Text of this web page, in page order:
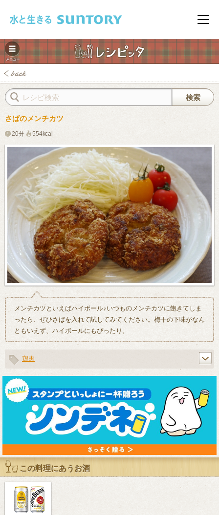
メニ
レシピ
さばのメンチカツ
20分 554kcal
メンチカツといえばハイボール♪いつものメンチカツに飽きてしま
ったら、ぜひさばを入れて試してみてください。梅干の下味がなん
ともいえず、ハイボールにもぴったり。
鶏肉
この料理にあうお酒